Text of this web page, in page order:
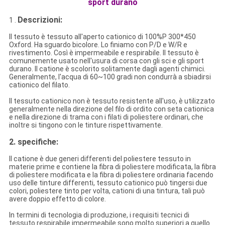
sport durano
1 . Descrizioni:
Il tessuto è tessuto all'aperto cationico di 100%P 300*450
Oxford. Ha sguardo bicolore. Lo finiamo con P/D e W/R e
rivestimento. Così è impermeabile e respirabile. Il tessuto è
comunemente usato nell'usura di corsa con gli sci e gli sport
durano. Il catione è scolorito solitamente dagli agenti chimici.
Generalmente, l'acqua di 60~100 gradi non condurrà a sbiadirsi
cationico del filato.
Il tessuto cationico non è tessuto resistente all'uso, è utilizzato
generalmente nella direzione del filo di ordito con seta cationica
e nella direzione di trama con i filati di poliestere ordinari, che
inoltre si tingono con le tinture rispettivamente.
2. specifiche:
Il catione è due generi differenti del poliestere tessuto in
materie prime e contiene la fibra di poliestere modificata, la fibra
di poliestere modificata e la fibra di poliestere ordinaria facendo
uso delle tinture differenti, tessuto cationico può tingersi due
colori, poliestere tinto per volta, cationi di una tintura, tali può
avere doppio effetto di colore.
In termini di tecnologia di produzione, i requisiti tecnici di
tessuto respirabile impermeabile sono molto superiori a quello